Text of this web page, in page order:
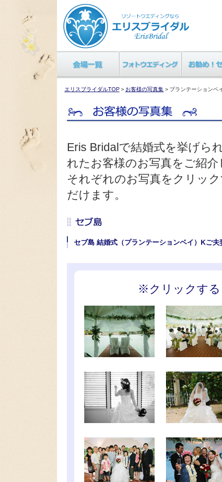
エリスブライダルTOP > お客様の写真集 > プランテーションベ
Eris Bridalで結婚式を挙げら
れたお客様のお写真をご紹
それぞれのお写真をクリッ
だけます。
セブ島 結婚式（プランテーションベイ）Kご夫
※クリックする